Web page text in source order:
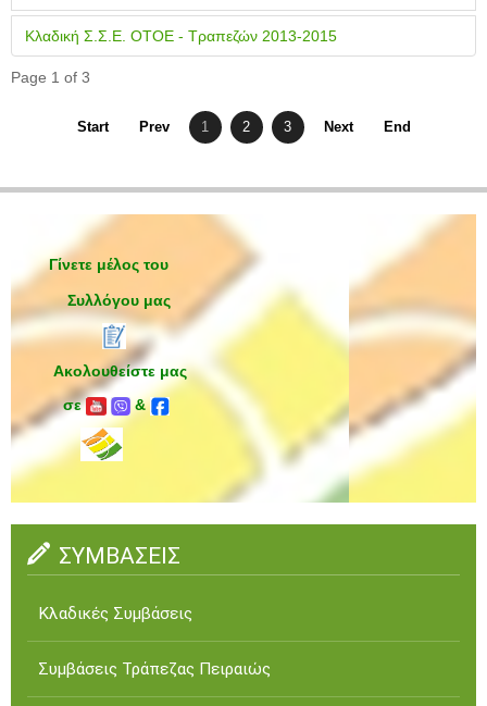
Κλαδική Σ.Σ.Ε. ΟΤΟΕ - Τραπεζών 2013-2015
Page 1 of 3
Start Prev 1 2 3 Next End
Γίνετε μέλος του
Συλλόγου μας
Ακολουθείστε μας
σε
&
ΣΥΜΒΑΣΕΙΣ
Κλαδικές Συμβάσεις
Συμβάσεις Τράπεζας Πειραιώς